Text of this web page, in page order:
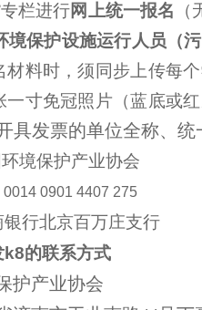
栏进行网上统一报名 （
境保护设施运行人员 （
材料时，须同步上传每
一寸免冠照片（蓝底或
具发票的单位全称、
境保护产业协会
0014 0901 4407 275
行北京百万庄支行
k8的联系方式
护产业协会